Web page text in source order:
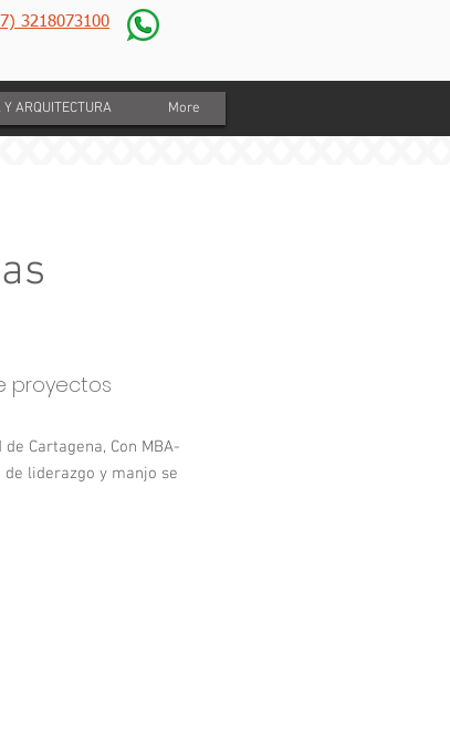
Y ARQUITECTURA More
3218073100
proyectos
Cartagena, Con MBA-
de liderazgo y manjo se